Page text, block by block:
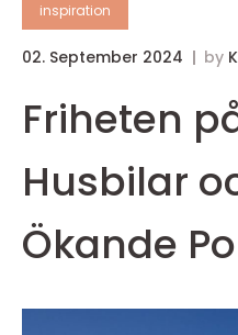
inspiration
02. September 2024 by
Friheten
Husbilar
Ökande